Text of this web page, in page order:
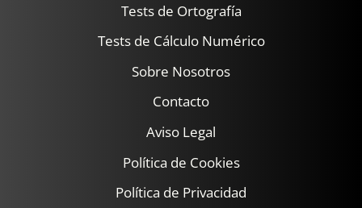
Tests de Ortografía
Tests de Cálculo Numérico
Sobre Nosotros
Contacto
Aviso Legal
Política de Cookies
Política de Privacidad